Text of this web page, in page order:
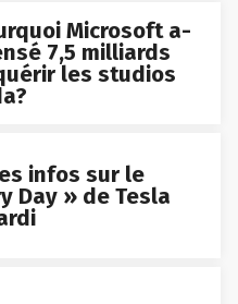
Microsoft a-
7,5 milliards
les studios
infos sur le
Day » de Tesla